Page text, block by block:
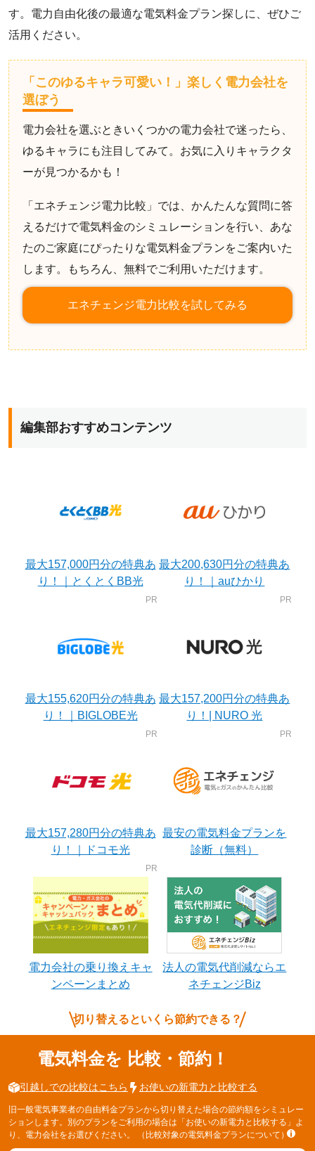
す。電力自由化後の最適な電気料金プラン探しに、ぜひご
活用ください。
「このゆるキャラ可愛い！」楽しく電力会社を
選ぼう
電力会社を選ぶときいくつかの電力会社で迷ったら、
ゆるキャラにも注目してみて。お気に入りキャラクタ
ーが見つかるかも！
「エネチェンジ電力比較」では、かんたんな質問に答
えるだけで電気料金のシミュレーションを行い、あな
たのご家庭にぴったりな電気料金プランをご案内いた
します。もちろん、無料でご利用いただけます。
エネチェンジ電力比較を試してみる
編集部おすすめコンテンツ
最大157,000円分の特典あ
り！｜とくとくBB光
最大200,630円分の特典あ
り！｜auひかり
最大155,620円分の特典あ
り！｜BIGLOBE光
最大157,200円分の特典あ
り！| NURO 光
最大157,280円分の特典あ
り！｜ドコモ光
最安の電気料金プランを
診断（無料）
電力会社の乗り換えキャ
ンペーンまとめ
法人の電気代削減ならエ
ネチェンジBiz
切り替えるといくら節約できる？
電気料金を 比較・節約！
引越しでの比較はこちら お使いの新電力と比較する
旧一般電気事業者の自由料金プランから切り替えた場合の節約額をシミュレー
ションします。別のプランをご利用の場合は「お使いの新電力と比較する」よ
り、電力会社をお選びください。
（比較対象の電気料金プランについて）